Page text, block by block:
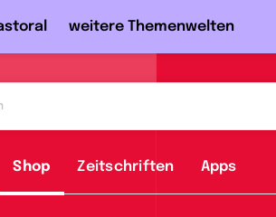
weitere Themenwelten
Shop Zeitschriften Apps